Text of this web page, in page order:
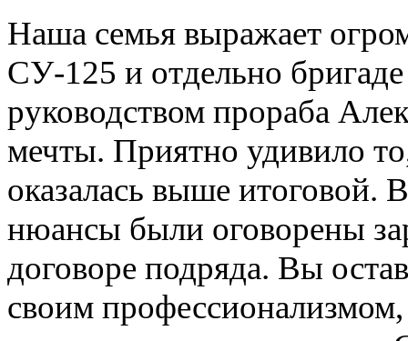
Наша семья выражает
СУ-125 и отдельно
руководством прораба
мечты. Приятно удивило
оказалась выше итоговой.
нюансы были оговорены
договоре подряда. Вы
своим